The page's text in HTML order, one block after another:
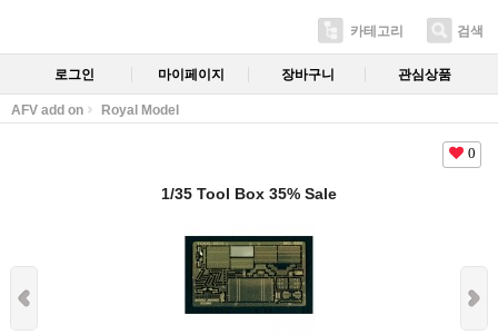
카테고리 검색
로그인 마이페이지 장바구니 관심상품
AFV add on Royal Model
0
1/35 Tool Box 35% Sale